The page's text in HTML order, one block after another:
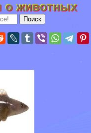
о животных